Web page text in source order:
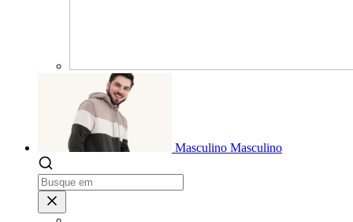
Masculino Masculino